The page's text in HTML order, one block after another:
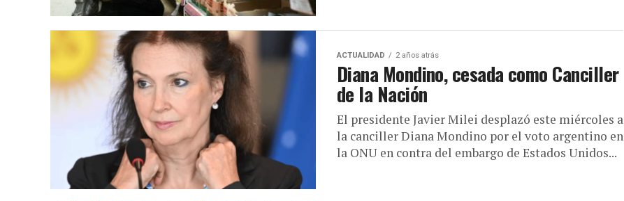
ACTUALIDAD 2 años atrás
Diana Mondino, cesada como Canciller
de la Nación
El presidente Javier Milei desplazó este miércoles a
la canciller Diana Mondino por el voto argentino en
la ONU en contra del embargo de Estados Unidos...